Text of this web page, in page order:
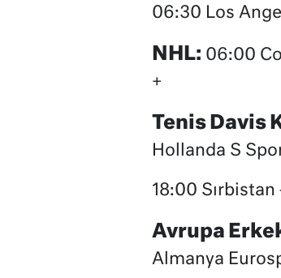
06:30 Los
NHL: 06:00
+
Tenis Davis
Hollanda S
18:00
Avrupa
Almanya